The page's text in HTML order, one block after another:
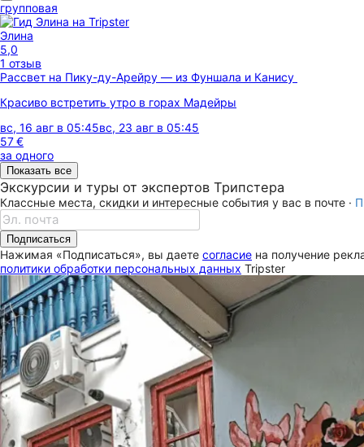
групповая
Элина
5,0
1 отзыв
Рассвет на Пику-ду-Арейру — из Фуншала и Канису
Красиво встретить утро в горах Мадейры
вс, 16 авг в 05:45вс, 23 авг в 05:45
57 €
за одного
Показать все
Экскурсии и туры от экспертов Трипстера
Классные места, скидки и интересные события у вас в почте ·
Подписаться
Нажимая «Подписаться», вы даете согласие на получение
политики обработки персональных данных Tripster